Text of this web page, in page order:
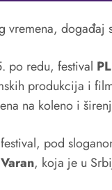
vremena, događaj
po redu, festival
produkcija i
na koleno i
pod
, koja je u